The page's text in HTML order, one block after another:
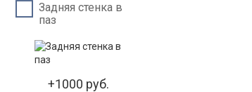
Задняя стенка в
паз
+1000 руб.